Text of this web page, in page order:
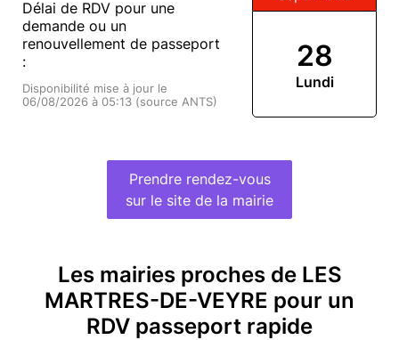
Délai de RDV pour une
demande ou un
renouvellement de passeport
:
Disponibilité mise à jour le
06/08/2026 à 05:13 (source ANTS)
28
Lundi
Prendre rendez-vous
sur le site de la mairie
Les mairies proches de LES
MARTRES-DE-VEYRE pour un
RDV passeport rapide